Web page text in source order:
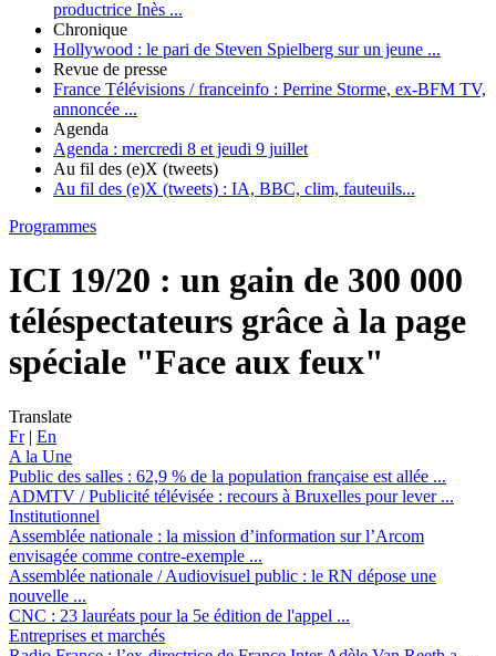
productrice Inès ...
Chronique
Hollywood : le pari de Steven Spielberg sur un jeune ...
Revue de presse
France Télévisions / franceinfo : Perrine Storme, ex-BFM TV,
annoncée ...
Agenda
Agenda : mercredi 8 et jeudi 9 juillet
Au fil des (e)X (tweets)
Au fil des (e)X (tweets) : IA, BBC, clim, fauteuils...
Programmes
ICI 19/20 : un gain de 300 000
téléspectateurs grâce à la page
spéciale "Face aux feux"
Translate
Fr| En
A la Une
Public des salles : 62,9 % de la population française est allée ...
ADMTV / Publicité télévisée : recours à Bruxelles pour lever ...
Institutionnel
Assemblée nationale : la mission d’information sur l’Arcom
envisagée comme contre-exemple ...
Assemblée nationale / Audiovisuel public : le RN dépose une
nouvelle ...
CNC : 23 lauréats pour la 5e édition de l'appel ...
Entreprises et marchés